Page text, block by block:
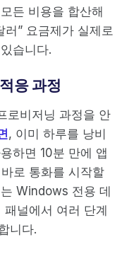
든 비용을 합산해
” 요금제가 실제로
습니다.
응 과정
로비저닝 과정을 안
, 이미 하루를 낭비
하면 10분 만에 앱
로 통화를 시작할
Windows 전용 데
널에서 여러 단계
니다.